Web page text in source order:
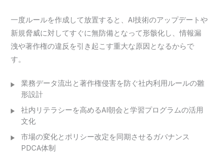
一度ルールを作成して放置すると、AI技術のアップデートや
新規脅威に対してすぐに無防備となって形骸化し、情報漏
洩や著作権の違反を引き起こす重大な原因となるからで
す。
業務データ流出と著作権侵害を防ぐ社内利用ルールの雛
形設計
社内リテラシーを高めるAI朝会と学習プログラムの活用
文化
市場の変化とポリシー改定を同期させるガバナンス
PDCA体制